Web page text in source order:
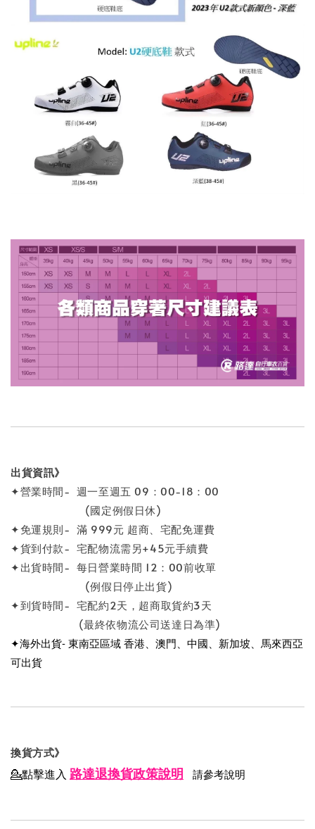
出貨資訊》
✦營業時間- 週一至週五 09：00-18：00
(國定例假日休)
✦免運規則- 滿 999元 超商、宅配免運費
✦貨到付款- 宅配物流需另+45元手續費
✦出貨時間- 每日營業時間 12：00前收單
(例假日停止出貨)
✦到貨時間- 宅配約2天，超商取貨約3天
(最終依物流公司送達日為準)
✦海外出貨- 東南亞區域 香港、澳門、中國、新加坡、馬來西亞
可出貨
換貨方式》
💁點擊進入 路達退換貨政策說明 請參考說明